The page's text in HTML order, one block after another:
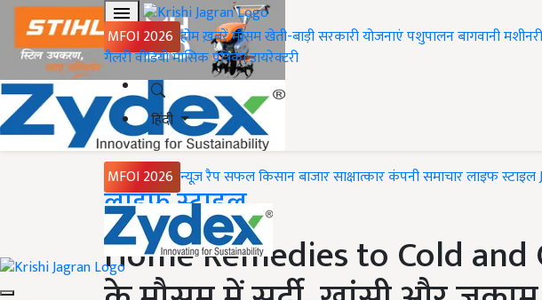
MFOI 2026 होमख़बरेंमौसमखेती-बाड़ीसरकारी योजनाएंपशुपालनबागवानीमशीनरी
गैलरीवीडियोमासिक पत्रिकाडायरेक्टरी
हिंदी
MFOI 2026 न्यूज़ रैपसफल किसानबाजारसाक्षात्कारकंपनी समाचारलाइफ स्टाइल
Home
लाइफ स्टाइल
Home Remedies to Cold and